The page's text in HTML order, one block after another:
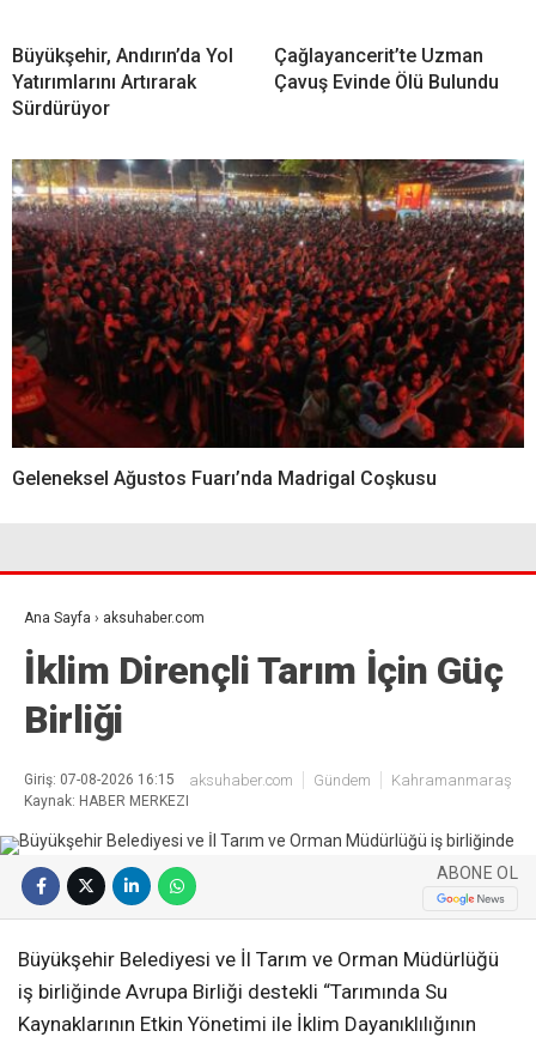
Büyükşehir, Andırın’da Yol
Yatırımlarını Artırarak
Sürdürüyor
Çağlayancerit’te Uzman
Çavuş Evinde Ölü Bulundu
Geleneksel Ağustos Fuarı’nda Madrigal Coşkusu
Ana Sayfa › aksuhaber.com
İklim Dirençli Tarım İçin Güç
Birliği
Giriş: 07-08-2026 16:15
Kaynak: HABER MERKEZI
aksuhaber.com Gündem Kahramanmaraş
ABONE OL
Büyükşehir Belediyesi ve İl Tarım ve Orman Müdürlüğü
iş birliğinde Avrupa Birliği destekli “Tarımında Su
Kaynaklarının Etkin Yönetimi ile İklim Dayanıklılığının